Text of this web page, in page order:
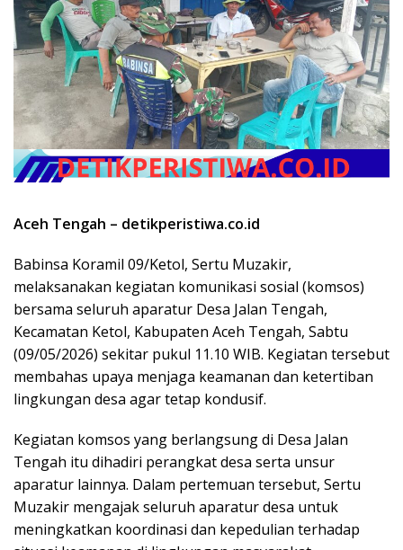
Aceh Tengah – detikperistiwa.co.id
Babinsa Koramil 09/Ketol, Sertu Muzakir,
melaksanakan kegiatan komunikasi sosial (komsos)
bersama seluruh aparatur Desa Jalan Tengah,
Kecamatan Ketol, Kabupaten Aceh Tengah, Sabtu
(09/05/2026) sekitar pukul 11.10 WIB. Kegiatan tersebut
membahas upaya menjaga keamanan dan ketertiban
lingkungan desa agar tetap kondusif.
Kegiatan komsos yang berlangsung di Desa Jalan
Tengah itu dihadiri perangkat desa serta unsur
aparatur lainnya. Dalam pertemuan tersebut, Sertu
Muzakir mengajak seluruh aparatur desa untuk
meningkatkan koordinasi dan kepedulian terhadap